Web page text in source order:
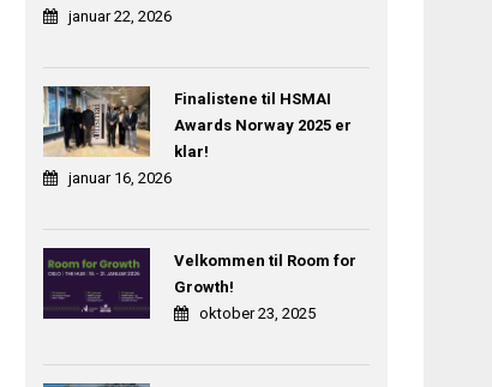
januar 22, 2026
Finalistene til HSMAI
Awards Norway 2025 er
klar!
januar 16, 2026
Velkommen til Room for
Growth!
oktober 23, 2025